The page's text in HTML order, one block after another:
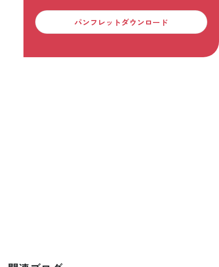
パンフレットダウンロード